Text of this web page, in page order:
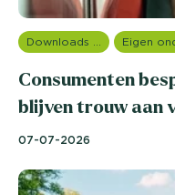
Consumenten
blijven trouw aan
07-07-2026